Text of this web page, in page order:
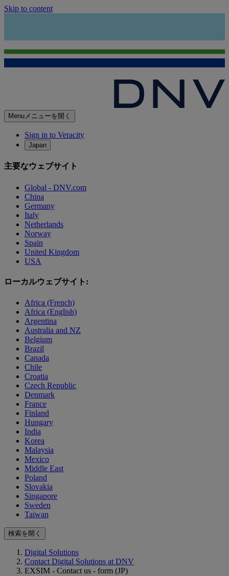
Skip to content
Menuメニューを開く
Sign in to Veracity
Japan
主要なウェブサイト
Global - DNV.com
China
Germany
Italy
Netherlands
Norway
Spain
United Kingdom
USA
ローカルウェブサイト:
Africa (French)
Africa (English)
Argentina
Australia and NZ
Belgium
Brazil
Canada
Chile
Croatia
Czech Republic
Denmark
France
Finland
Hungary
India
Korea
Malaysia
Mexico
Middle East
Poland
Slovakia
Singapore
Sweden
Taiwan
検索を開く
Digital Solutions
Contact Digital Solutions at DNV
EXSIM - Contact us - form (JP)